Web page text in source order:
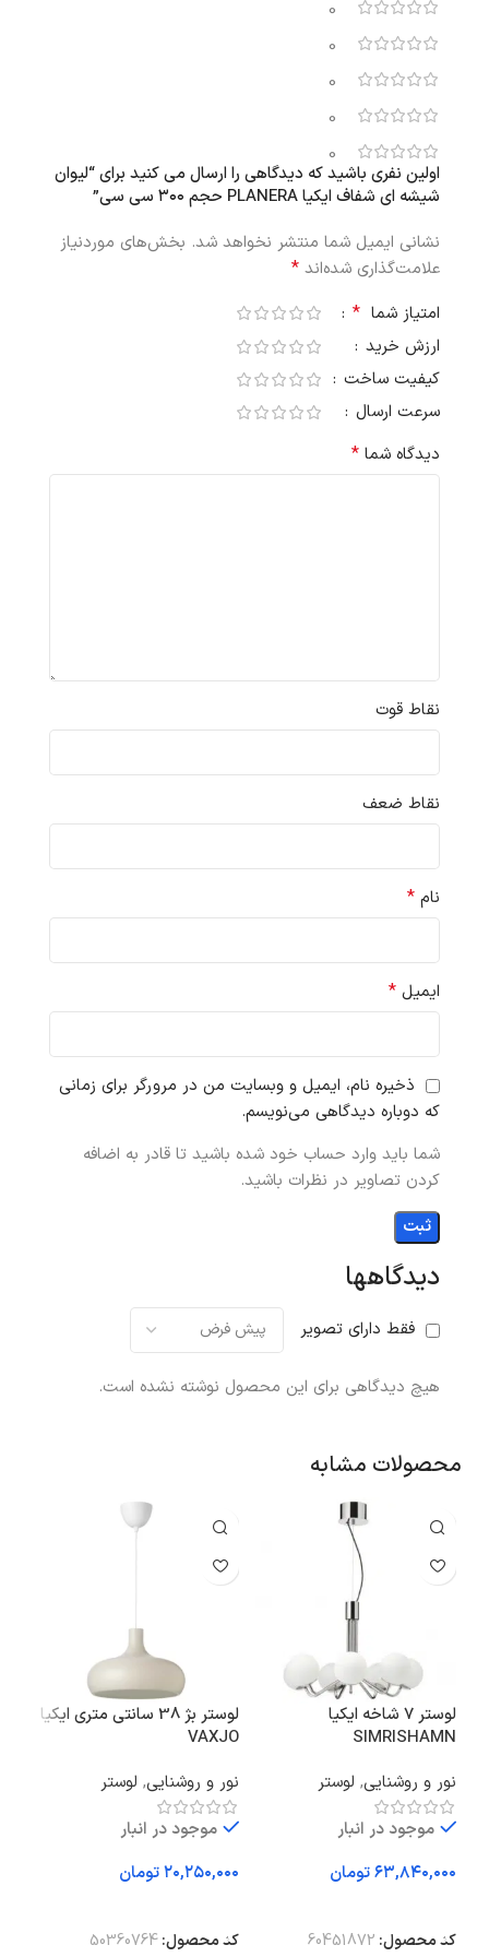
0
0
0
0
0
دیدگاهها
فقط دارای تصویر
هیچ دیدگاهی برای این محصول نوشته نشده است.
اولین نفری باشید که دیدگاهی را ارسال می کنید برای “لیوان
شیشه ای شفاف ایکیا PLANERA حجم ۳۰۰ سی‌ سی”
نشانی ایمیل شما منتشر نخواهد شد. بخش‌های موردنیاز
علامت‌گذاری شده‌اند *
امتیاز شما *
ارزش خرید
کیفیت ساخت
سرعت ارسال
دیدگاه شما *
نقاط قوت
نقاط ضعف
نام *
ایمیل *
ذخیره نام، ایمیل و وبسایت من در مرورگر برای زمانی
که دوباره دیدگاهی می‌نویسم.
شما باید وارد حساب خود شده باشید تا قادر به اضافه
کردن تصاویر در نظرات باشید.
محصولات مشابه
لوستر 7 شاخه ایکیا
SIMRISHAMN
نور و روشنایی, لوستر
موجود در انبار
تومان
کد محصول: 60451872
لوستر بژ 38 سانتی متری ایکیا
VAXJO
نور و روشنایی, لوستر
موجود در انبار
تومان
کد محصول:50360764